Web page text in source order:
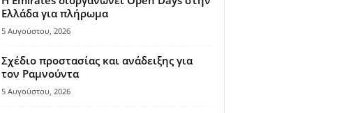
Ελλάδα για πλήρωμα
5 Αυγούστου, 2026
Σχέδιο προστασίας και ανάδειξης για
τον Ραμνούντα
5 Αυγούστου, 2026